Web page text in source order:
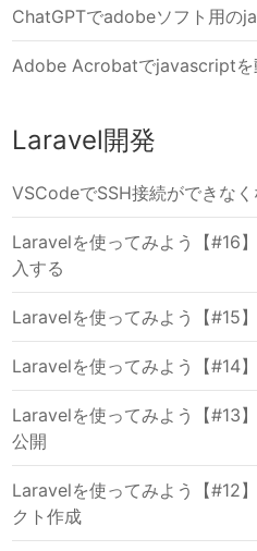
ChatGPTでadobeソフト用の
Adobe Acrobatでjavascriptを
Laravel開発
VSCodeでSSH接続ができな
Laravelを使ってみよう【#16
入する
Laravelを使ってみよう【#15
Laravelを使ってみよう【#14
Laravelを使ってみよう【#13
公開
Laravelを使ってみよう【#12
クト作成